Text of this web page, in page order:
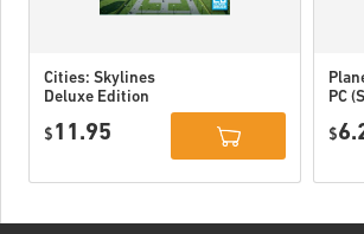
Cities: Skylines
Deluxe Edition
$ 11.95
PC
$